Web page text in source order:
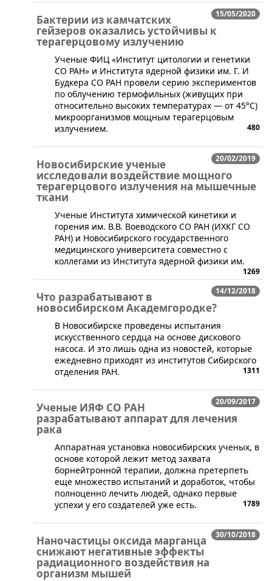
15/05/2020
Бактерии из камчатских
гейзеров оказались устойчивы к
терагерцовому излучению
Ученые ФИЦ «Институт цитологии и генетики
СО РАН» и Института ядерной физики им. Г. И
Будкера СО РАН провели серию экспериментов
по облучению термофильных (живущих при
относительно высоких температурах — от 45°С)
микроорганизмов мощным терагерцовым
излучением.
480
20/02/2019
Новосибирские ученые
исследовали воздействие мощного
терагерцового излучения на мышечные
ткани
​Ученые Института химической кинетики и
горения им. В.В. Воеводского СО РАН (ИХКГ СО
РАН) и Новосибирского государственного
медицинского университета совместно с
коллегами из Института ядерной физики им.
1269
14/12/2018
Что разрабатывают в
новосибирском Академгородке?
​В Новосибирске проведены испытания
искусственного сердца на основе дискового
насоса. И это лишь одна из новостей, которые
ежедневно приходят из институтов Сибирского
отделения РАН.
1311
20/09/2017
Ученые ИЯФ СО РАН
разрабатывают аппарат для лечения
рака
​Аппаратная установка новосибирских ученых, в
основе которой лежит метод захвата
борнейтронной терапии, должна претерпеть
еще множество испытаний и доработок, чтобы
полноценно лечить людей, однако первые
успехи у его создателей уже есть.
1789
30/10/2018
Наночастицы оксида марганца
снижают негативные эффекты
радиационного воздействия на
организм мышей